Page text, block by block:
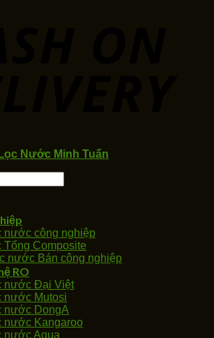
Lọc Nước Minh Tuấn
nước công nghiệp
Tổng Composite
nước Bán công nghiệp
RO
nước Đại Việt
nước Mutosi
nước DongA
nước Kangaroo
nước Aqua